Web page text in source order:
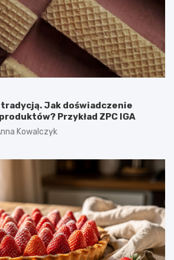
Jak doświadczenie
Przykład ZPC IGA
Kowalczyk